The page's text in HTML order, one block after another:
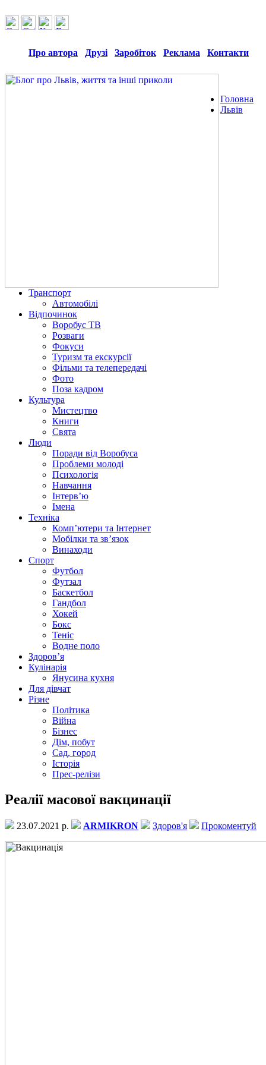
Про автора Друзі Заробіток Реклама Контакти
Головна
Львів
Транспорт
Автомобілі
Відпочинок
Воробус ТВ
Розваги
Фокуси
Туризм та екскурсії
Фільми та телепередачі
Фото
Поза кадром
Культура
Мистецтво
Книги
Свята
Люди
Поради від Воробуса
Проблеми молоді
Психологія
Навчання
Інтерв’ю
Імена
Техніка
Комп’ютери та Інтернет
Мобілки та зв’язок
Винаходи
Спорт
Футбол
Футзал
Баскетбол
Гандбол
Хокей
Бокс
Теніс
Водне поло
Здоров’я
Кулінарія
Янусина кухня
Для дівчат
Різне
Політика
Війна
Бізнес
Дім, побут
Сад, город
Історія
Прес-релізи
Реалії масової вакцинації
23.07.2021 р. ARMIKRON Здоров'я Прокоментуй